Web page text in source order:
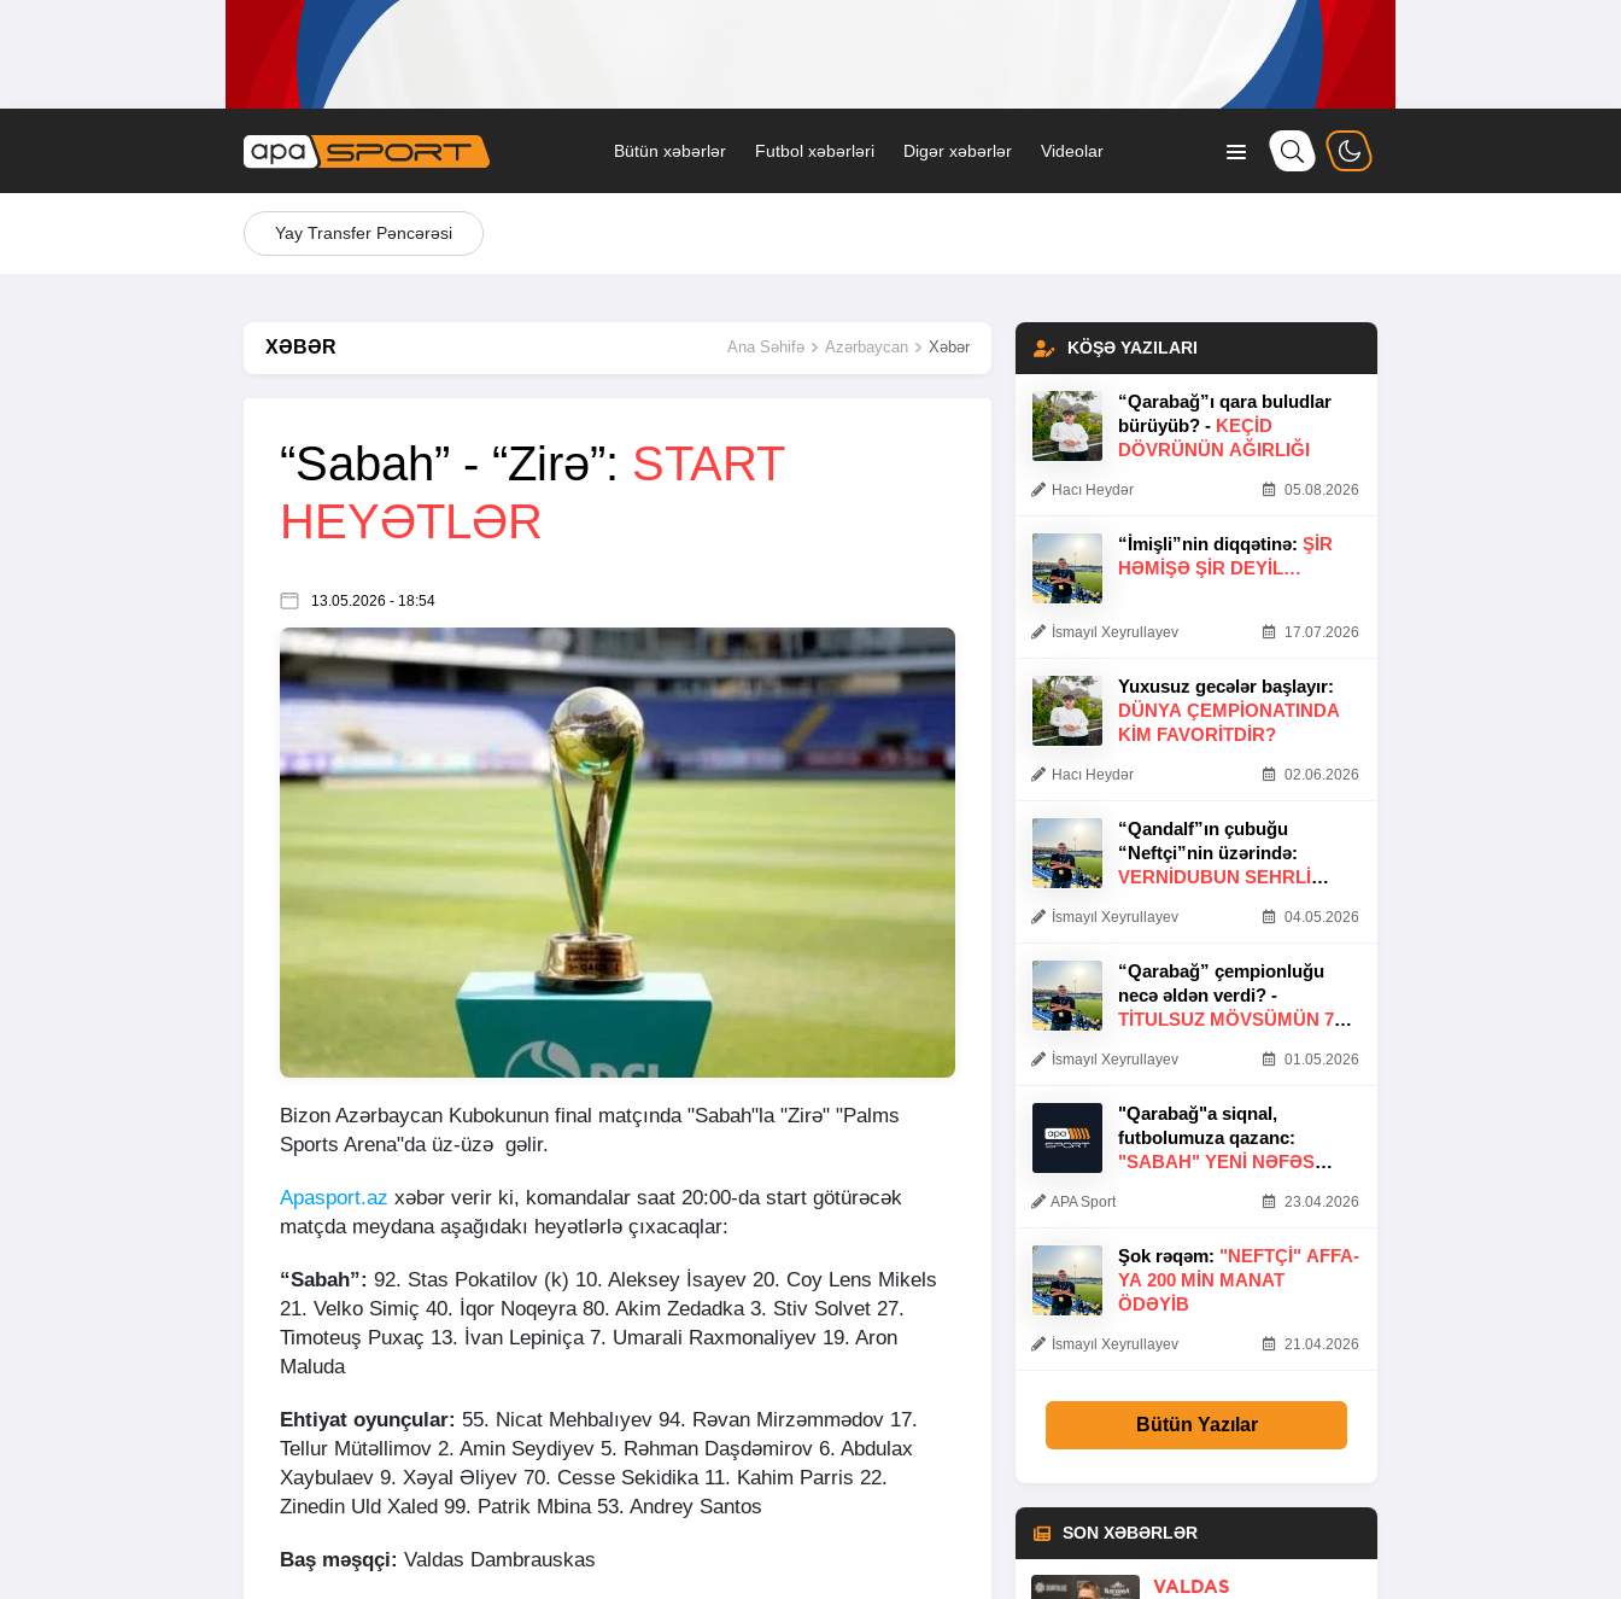
Bütün xəbərlər Futbol xəbərləri Digər xəbərlər Videolar
Yay Transfer Pəncərəsi
XƏBƏR Ana Səhifə Azərbaycan Xəbər
“Sabah” - “Zirə”: START
HEYƏTLƏR
13.05.2026 - 18:54
Bizon Azərbaycan Kubokunun final matçında "Sabah"la "Zirə" "Palms
Sports Arena"da üz-üzə gəlir.
Apasport.az xəbər verir ki, komandalar saat 20:00-da start götürəcək
matçda meydana aşağıdakı heyətlərlə çıxacaqlar:
“Sabah”: 92. Stas Pokatilov (k) 10. Aleksey İsayev 20. Coy Lens Mikels
21. Velko Simiç 40. İqor Noqeyra 80. Akim Zedadka 3. Stiv Solvet 27.
Timoteuş Puxaç 13. İvan Lepiniça 7. Umarali Raxmonaliyev 19. Aron
Maluda
Ehtiyat oyunçular: 55. Nicat Mehbalıyev 94. Rəvan Mirzəmmədov 17.
Tellur Mütəllimov 2. Amin Seydiyev 5. Rəhman Daşdəmirov 6. Abdulax
Xaybulaev 9. Xəyal Əliyev 70. Cesse Sekidika 11. Kahim Parris 22.
Zinedin Uld Xaled 99. Patrik Mbina 53. Andrey Santos
Baş məşqçi: Valdas Dambrauskas
KÖŞƏ YAZILARI
“Qarabağ”ı qara buludlar
bürüyüb? - KEÇID
DÖVRÜNÜN AĞIRLIĞI
Hacı Heydər 05.08.2026
“İmişli”nin diqqətinə: ŞIR
HƏMIŞƏ ŞIR DEYIL…
İsmayıl Xeyrullayev 17.07.2026
Yuxusuz gecələr başlayır:
DÜNYA ÇEMPIONATINDA
KIM FAVORITDIR?
Hacı Heydər 02.06.2026
“Qandalf”ın çubuğu
“Neftçi”nin üzərində:
VERNİDUBUN SEHRLİ
İsmayıl Xeyrullayev 04.05.2026
“Qarabağ” çempionluğu
necə əldən verdi? -
TITULSUZ MÖVSÜMÜN 7
İsmayıl Xeyrullayev 01.05.2026
"Qarabağ"a siqnal,
futbolumuza qazanc:
"SABAH" YENI NƏFƏS
APA Sport 23.04.2026
Şok rəqəm: "NEFTÇI" AFFA-
YA 200 MIN MANAT
ÖDƏYIB
İsmayıl Xeyrullayev 21.04.2026
Bütün Yazılar
SON XƏBƏRLƏR
VALDAS